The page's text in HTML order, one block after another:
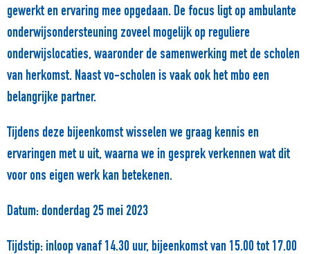
gewerkt en ervaring mee opgedaan. De focus ligt op ambulante
onderwijsondersteuning zoveel mogelijk op reguliere
onderwijslocaties, waaronder de samenwerking met de scholen
van herkomst. Naast vo-scholen is vaak ook het mbo een
belangrijke partner.
Tijdens deze bijeenkomst wisselen we graag kennis en
ervaringen met u uit, waarna we in gesprek verkennen wat dit
voor ons eigen werk kan betekenen.
Datum: donderdag 25 mei 2023
Tijdstip: inloop vanaf 14.30 uur, bijeenkomst van 15.00 tot 17.00